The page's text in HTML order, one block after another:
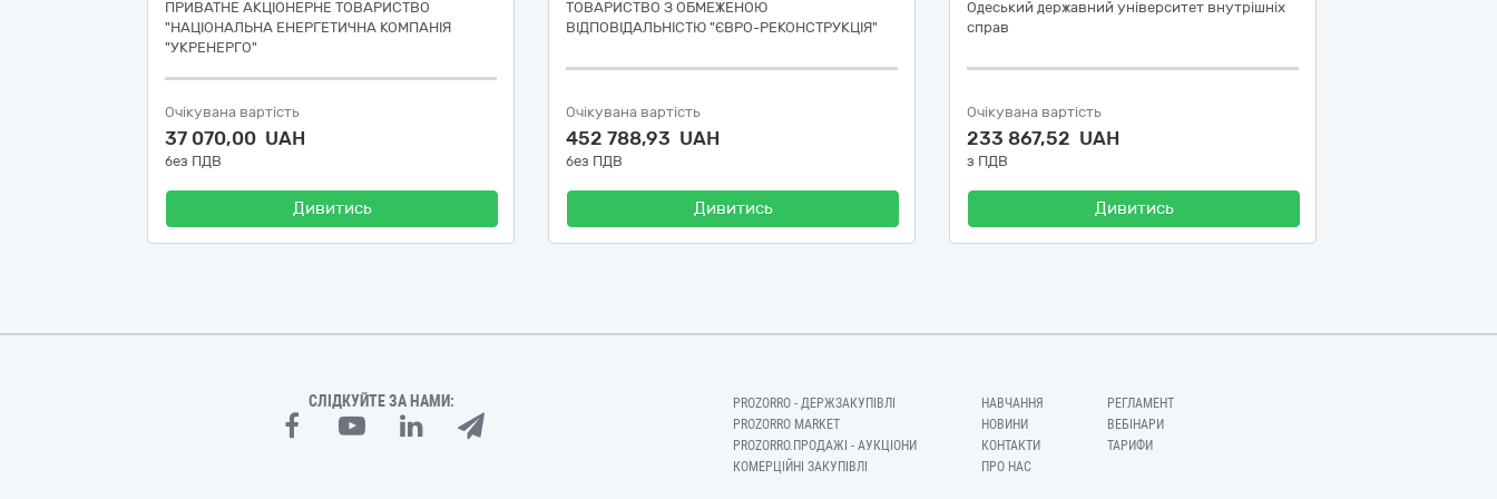
ПРИВАТНЕ АКЦІОНЕРНЕ ТОВАРИСТВО
"НАЦІОНАЛЬНА ЕНЕРГЕТИЧНА КОМПАНІЯ
"УКРЕНЕРГО"
Очікувана вартість
37 070,00 UAH
без ПДВ
Дивитись
ТОВАРИСТВО З ОБМЕЖЕНОЮ
ВІДПОВІДАЛЬНІСТЮ "ЄВРО-РЕКОНСТРУКЦІЯ"
Очікувана вартість
452 788,93 UAH
без ПДВ
Дивитись
Одеський державний університет внутрішніх
справ
Очікувана вартість
233 867,52 UAH
з ПДВ
Дивитись
СЛІДКУЙТЕ ЗА НАМИ:
PROZORRO - ДЕРЖЗАКУПІВЛІ
PROZORRO MARKET
PROZORRO.ПРОДАЖІ - АУКЦІОНИ
КОМЕРЦІЙНІ ЗАКУПІВЛІ
НАВЧАННЯ
НОВИНИ
КОНТАКТИ
ПРО НАС
РЕГЛАМЕНТ
ВЕБІНАРИ
ТАРИФИ